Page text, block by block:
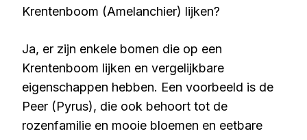
Krentenboom (Amelanchier) lijken?
Ja, er zijn enkele bomen die op een
Krentenboom lijken en vergelijkbare
eigenschappen hebben. Een voorbeeld is de
Peer (Pyrus), die ook behoort tot de
rozenfamilie en mooie bloemen en eetbare